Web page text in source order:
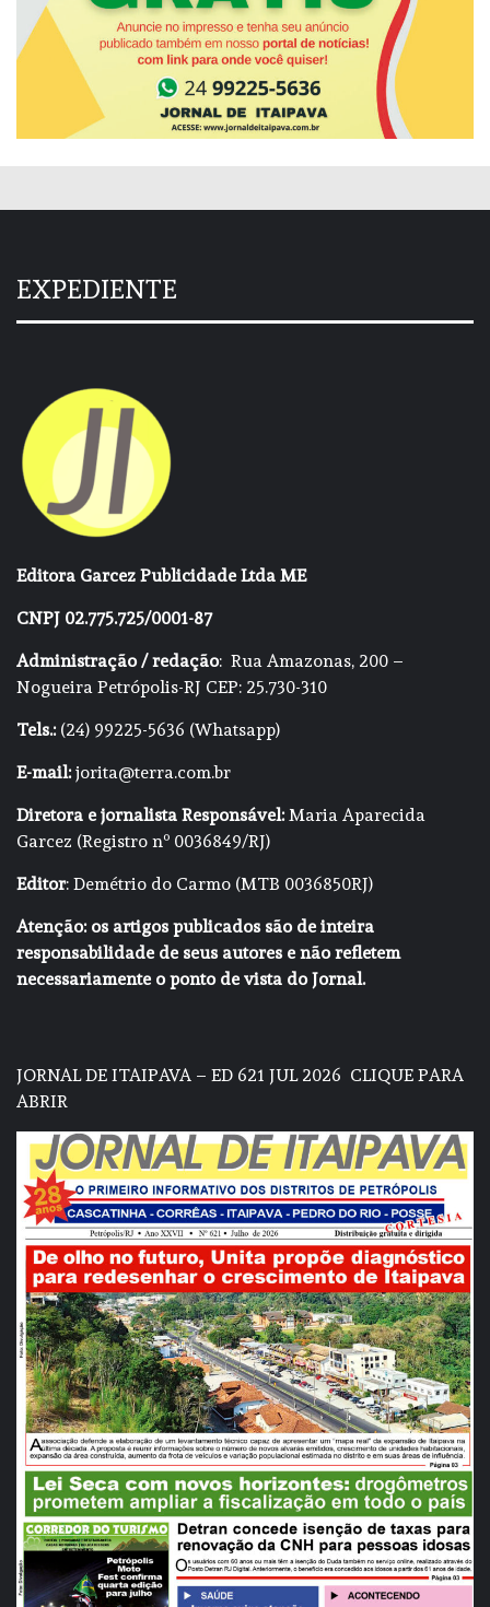
EXPEDIENTE
Editora Garcez Publicidade Ltda ME
CNPJ 02.775.725/0001-87
Administração / redação: Rua Amazonas, 200 –
Nogueira Petrópolis-RJ CEP: 25.730-310
Tels.:(24) 99225-5636 (Whatsapp)
E-mail:jorita@terra.com.br
Diretora e jornalista Responsável:Maria Aparecida
Garcez (Registro nº 0036849/RJ)
Editor: Demétrio do Carmo (MTB 0036850RJ)
Atenção: os artigos publicados são de inteira
responsabilidade de seus autores e não refletem
necessariamente o ponto de vista do Jornal.
JORNAL DE ITAIPAVA – ED 621 JUL 2026 CLIQUE PARA
ABRIR